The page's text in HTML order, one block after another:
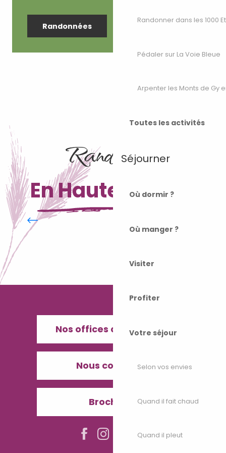
Randonner dans les 1000
Pédaler sur La Voie Bleue
Arpenter les Monts de Gy
Toutes les activités
Séjourner
Où dormir ?
Où manger ?
Visiter
Profiter
Votre séjour
Selon vos envies
Quand il fait chaud
Quand il pleut
Randonnées
Randonnez
En Haute-Saône
Saint Jacques de Compostelle
Nos offices de Tourisme
Nous contacter
Brochures